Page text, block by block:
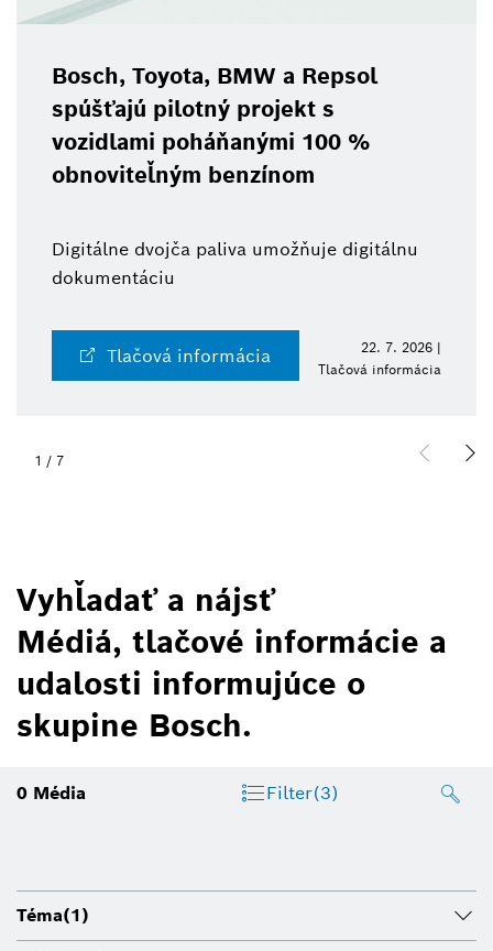
Bosch, Toyota, BMW a Repsol
spúšťajú pilotný projekt s
vozidlami poháňanými 100 %
obnoviteľným benzínom
Digitálne dvojča paliva umožňuje digitálnu
dokumentáciu
Tlačová informácia
22. 7. 2026 |
Tlačová informácia
1 / 7
Vyhľadať a nájsť
Médiá, tlačové informácie a
udalosti informujúce o
skupine Bosch.
0 Média Filter(3)
Téma(1)